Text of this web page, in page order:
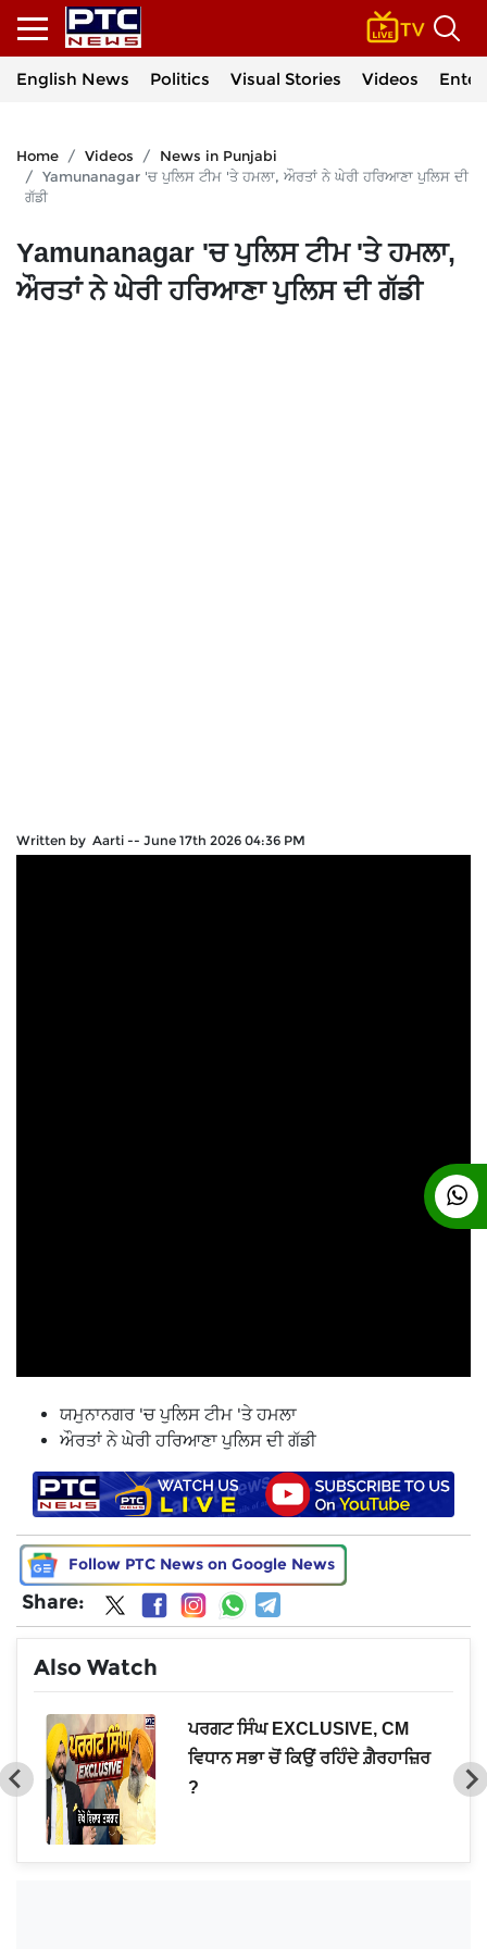
English News Politics Visual Stories Videos
Home Videos
News in Punjabi
Yamunanagar 'ਚ ਪੁਲਿਸ ਟੀਮ 'ਤੇ ਹਮਲਾ, ਔਰਤਾਂ ਨੇ ਘੇਰੀ ਹਰਿਆਣਾ ਪੁਲਿਸ ਦੀ
ਗੱਡੀ
Yamunanagar 'ਚ ਪੁਲਿਸ ਟੀਮ 'ਤੇ ਹਮਲਾ,
ਔਰਤਾਂ ਨੇ ਘੇਰੀ ਹਰਿਆਣਾ ਪੁਲਿਸ ਦੀ ਗੱਡੀ
Written by Aarti -- June 17th 2026 04:36 PM
ਯਮੁਨਾਨਗਰ 'ਚ ਪੁਲਿਸ ਟੀਮ 'ਤੇ ਹਮਲਾ
ਔਰਤਾਂ ਨੇ ਘੇਰੀ ਹਰਿਆਣਾ ਪੁਲਿਸ ਦੀ ਗੱਡੀ
Follow PTC News on Google News
Share:
Also Watch
ਪਰਗਟ ਸਿੰਘ EXCLUSIVE, CM
ਵਿਧਾਨ ਸਭਾ ਚੋਂ ਕਿਉਂ ਰਹਿੰਦੇ ਗ਼ੈਰਹਾਜ਼ਿਰ
?